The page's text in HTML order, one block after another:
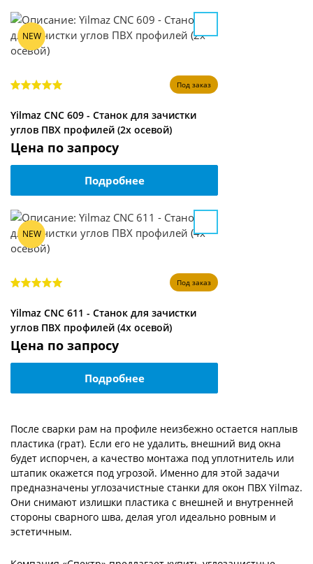
NEW
Под заказ
Yilmaz CNC 609 - Станок для зачистки
углов ПВХ профилей (2х осевой)
Цена по запросу
Подробнее
NEW
Под заказ
Yilmaz CNC 611 - Станок для зачистки
углов ПВХ профилей (4х осевой)
Цена по запросу
Подробнее
После сварки рам на профиле неизбежно остается наплыв
пластика (грат). Если его не удалить, внешний вид окна
будет испорчен, а качество монтажа под уплотнитель или
штапик окажется под угрозой. Именно для этой задачи
предназначены углозачистные станки для окон ПВХ Yilmaz.
Они снимают излишки пластика с внешней и внутренней
стороны сварного шва, делая угол идеально ровным и
эстетичным.